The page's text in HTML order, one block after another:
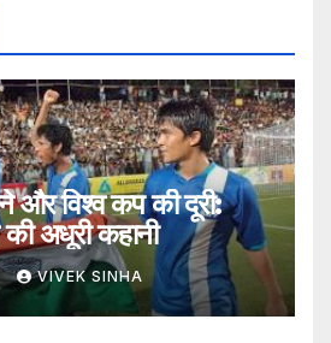
विश्व कप की दूरी:
अधूरी कहानी
VIVEK SINHA